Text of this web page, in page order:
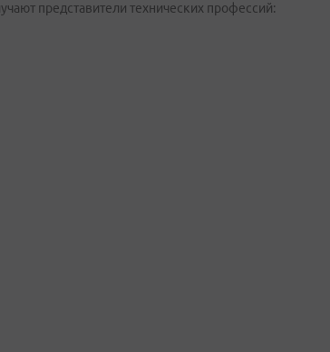
представители технических профессий: